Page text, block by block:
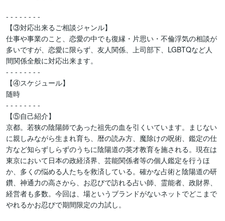
- - - - - - - -
【③対応出来るご相談ジャンル】
仕事や事業のこと、恋愛の中でも復縁・片思い・不倫浮気の相談が
多いですが、恋愛に限らず、友人関係、上司部下、LGBTQなど人
間関係全般に対応出来ます。
- - - - - - - -
【④スケジュール】
随時
- - - - - - - -
【⑤自己紹介】
京都。若狭の陰陽師であった祖先の血を引くいています。まじない
に親しみながら生まれ育ち、暦の読み方、魔除けの呪術、鑑定の仕
方など知らずしらずのうちに陰陽道の英才教育を施される。現在は
東京において日本の政経済界、芸能関係者等の個人鑑定を行うほ
か、多くの悩める人たちを救済している。確かな占術と陰陽道の研
鑽、神通力の高さから、お忍びで訪れる占い師、霊能者、政財界、
経営者も多数。今回は、場というブランドがないネットでどこまで
やれるかお忍びで期間限定の力試し。